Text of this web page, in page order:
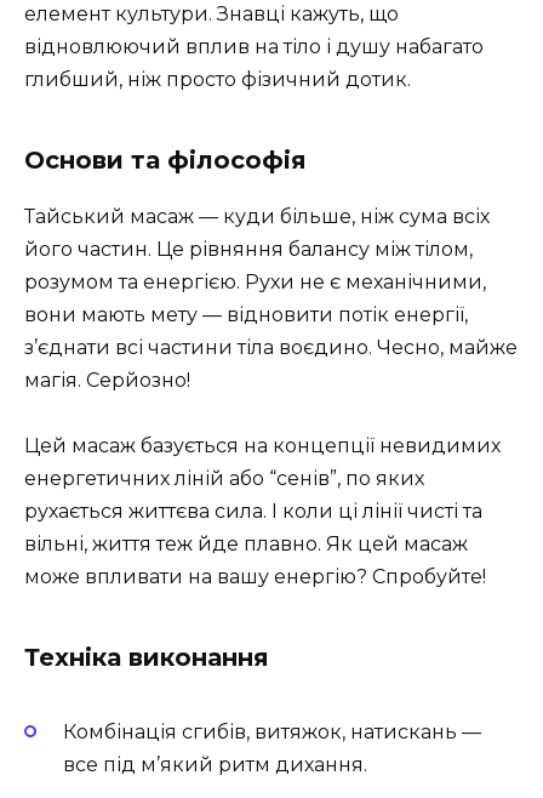
елемент культури. Знавці кажуть, що
відновлюючий вплив на тіло і душу набагато
глибший, ніж просто фізичний дотик.
Основи та філософія
Тайський масаж — куди більше, ніж сума всіх
його частин. Це рівняння балансу між тілом,
розумом та енергією. Рухи не є механічними,
вони мають мету — відновити потік енергії,
з’єднати всі частини тіла воєдино. Чесно, майже
магія. Серйозно!
Цей масаж базується на концепції невидимих
енергетичних ліній або “сенів”, по яких
рухається життєва сила. І коли ці лінії чисті та
вільні, життя теж йде плавно. Як цей масаж
може впливати на вашу енергію? Спробуйте!
Техніка виконання
Комбінація сгибів, витяжок, натискань —
все під м’який ритм дихання.